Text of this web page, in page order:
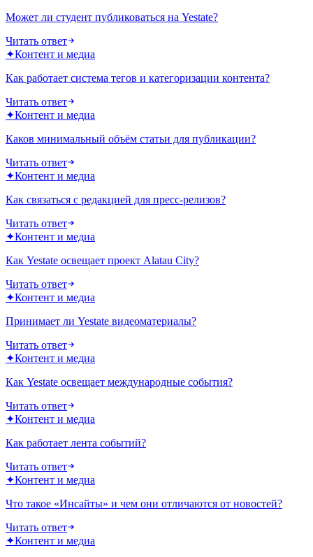
Может ли студент публиковаться на Yestate?
Читать ответ
✦Контент и медиа
Как работает система тегов и категоризации контента?
Читать ответ
✦Контент и медиа
Каков минимальный объём статьи для публикации?
Читать ответ
✦Контент и медиа
Как связаться с редакцией для пресс-релизов?
Читать ответ
✦Контент и медиа
Как Yestate освещает проект Alatau City?
Читать ответ
✦Контент и медиа
Принимает ли Yestate видеоматериалы?
Читать ответ
✦Контент и медиа
Как Yestate освещает международные события?
Читать ответ
✦Контент и медиа
Как работает лента событий?
Читать ответ
✦Контент и медиа
Что такое «Инсайты» и чем они отличаются от новостей?
Читать ответ
✦Контент и медиа